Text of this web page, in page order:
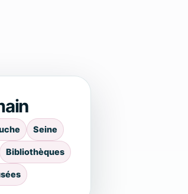
Seine
Bibliothèques